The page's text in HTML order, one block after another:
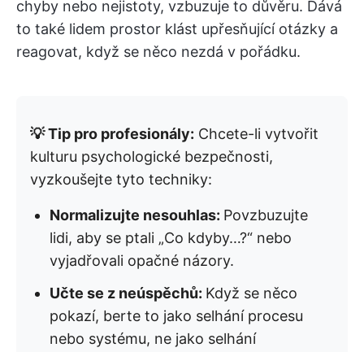
chyby nebo nejistoty, vzbuzuje to důvěru. Dává
to také lidem prostor klást upřesňující otázky a
reagovat, když se něco nezdá v pořádku.
💡 Tip pro profesionály: Chcete-li vytvořit
kulturu psychologické bezpečnosti,
vyzkoušejte tyto techniky:
Normalizujte nesouhlas: Povzbuzujte
lidi, aby se ptali „Co kdyby…?“ nebo
vyjadřovali opačné názory.
Učte se z neúspěchů: Když se něco
pokazí, berte to jako selhání procesu
nebo systému, ne jako selhání